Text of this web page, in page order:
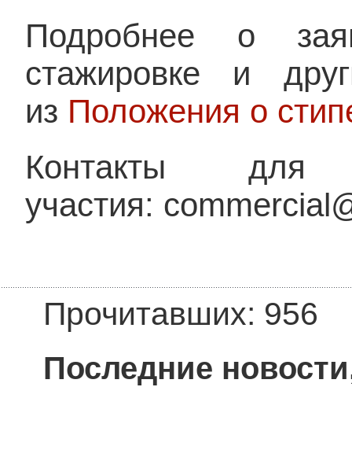
Подробнее о
стажировке и
из Положения о
Контакты
участия:
Прочитавших: 956
Последние